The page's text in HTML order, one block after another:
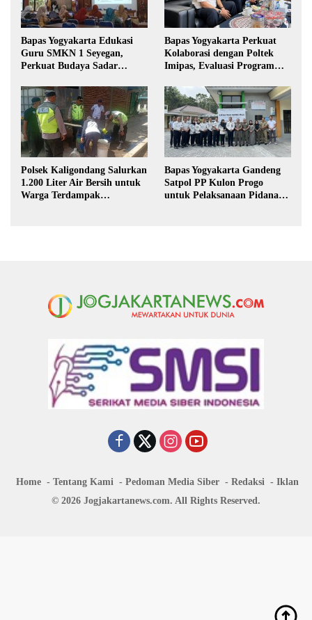
Bapas Yogyakarta Edukasi
Guru SMKN 1 Seyegan,
Perkuat Budaya Sadar
Bapas Yogyakarta Perkuat
Kolaborasi dengan Poltek
Imipas, Evaluasi Program
Polsek Kaligondang Salurkan
1.200 Liter Air Bersih untuk
Warga Terdampak
Bapas Yogyakarta Gandeng
Satpol PP Kulon Progo
untuk Pelaksanaan Pidana
Home Tentang Kami Pedoman Media Siber Redaksi
Iklan
© 2026 Jogjakartanews.com. All Rights Reserved.